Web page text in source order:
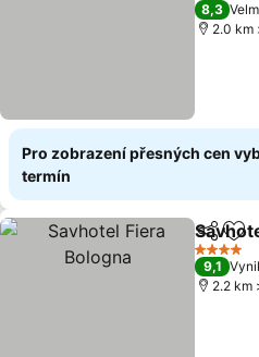
8,3
2.0 km
Pro zobrazení přesných cen
termín
Sdílet
4 Počet
9,1
2.2 km